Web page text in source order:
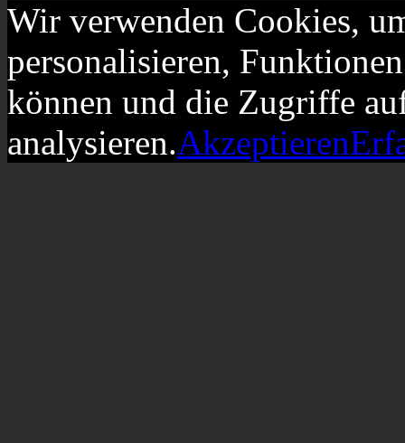
Wir verwenden Cookies,
personalisieren,
können und die Zugriffe
analysieren.Akzeptieren